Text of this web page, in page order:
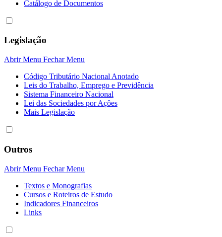
Catálogo de Documentos
Legislação
Abrir Menu Fechar Menu
Código Tributário Nacional Anotado
Leis do Trabalho, Emprego e Previdência
Sistema Financeiro Nacional
Lei das Sociedades por Açôes
Mais Legislação
Outros
Abrir Menu Fechar Menu
Textos e Monografias
Cursos e Roteiros de Estudo
Indicadores Financeiros
Links